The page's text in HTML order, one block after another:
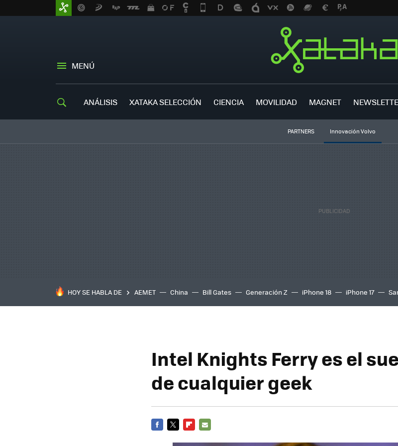
MENÚ
ANÁLISIS XATAKA SELECCIÓN CIENCIA MOVILIDAD MAGNET
PARTNERS Innovación Volvo
HOY SE HABLA DE AEMET China Bill Gates Generación Z iPhone 18 iPhone 17
Intel Knights Ferry es el
de cualquier geek